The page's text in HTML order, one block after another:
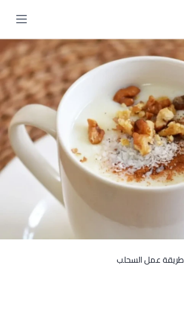
طريقة عمل السحلب